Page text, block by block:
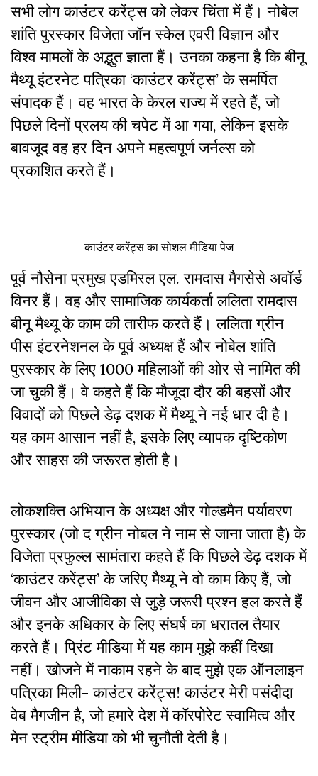
सभी लोग काउंटर करेंट्स को लेकर चिंता में हैं। नोबेल
शांति पुरस्कार विजेता जॉन स्केल एवरी विज्ञान और
विश्व मामलों के अद्भुत ज्ञाता हैं। उनका कहना है कि बीनू
मैथ्यू इंटरनेट पत्रिका ‘काउंटर करेंट्स’ के समर्पित
संपादक हैं। वह भारत के केरल राज्य में रहते हैं, जो
पिछले दिनों प्रलय की चपेट में आ गया, लेकिन इसके
बावजूद वह हर दिन अपने महत्वपूर्ण जर्नल्स को
प्रकाशित करते हैं।
काउंटर करेंट्स का सोशल मीडिया पेज
पूर्व नौसेना प्रमुख एडमिरल एल. रामदास मैगसेसे अवॉर्ड
विनर हैं। वह और सामाजिक कार्यकर्ता ललिता रामदास
बीनू मैथ्यू के काम की तारीफ करते हैं। ललिता ग्रीन
पीस इंटरनेशनल के पूर्व अध्यक्ष हैं और नोबेल शांति
पुरस्कार के लिए 1000 महिलाओं की ओर से नामित की
जा चुकी हैं। वे कहते हैं कि मौजूदा दौर की बहसों और
विवादों को पिछले डेढ़ दशक में मैथ्यू ने नई धार दी है।
यह काम आसान नहीं है, इसके लिए व्यापक दृष्टिकोण
और साहस की जरूरत होती है।
लोकशक्ति अभियान के अध्यक्ष और गोल्डमैन पर्यावरण
पुरस्कार (जो द ग्रीन नोबल ने नाम से जाना जाता है) के
विजेता प्रफुल्ल सामंतारा कहते हैं कि पिछले डेढ़ दशक में
‘काउंटर करेंट्स’ के जरिए मैथ्यू ने वो काम किए हैं, जो
जीवन और आजीविका से जुड़े जरूरी प्रश्न हल करते हैं
और इनके अधिकार के लिए संघर्ष का धरातल तैयार
करते हैं। प्रिंट मीडिया में यह काम मुझे कहीं दिखा
नहीं। खोजने में नाकाम रहने के बाद मुझे एक ऑनलाइन
पत्रिका मिली- काउंटर करेंट्स! काउंटर मेरी पसंदीदा
वेब मैगजीन है, जो हमारे देश में कॉरपोरेट स्वामित्व और
मेन स्ट्रीम मीडिया को भी चुनौती देती है।